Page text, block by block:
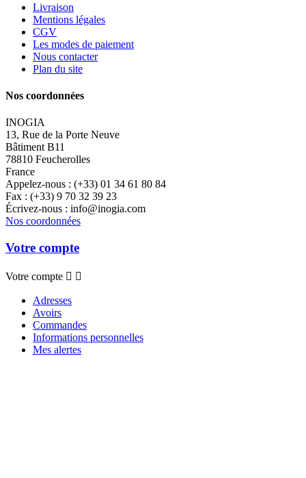
Livraison
Mentions légales
CGV
Les modes de paiement
Nous contacter
Plan du site
Nos coordonnées
INOGIA
13, Rue de la Porte Neuve
Bâtiment B11
78810 Feucherolles
France
Appelez-nous : (+33) 01 34 61 80 84
Fax : (+33) 9 70 32 39 23
Écrivez-nous : info@inogia.com
Nos coordonnées
Votre compte
Votre compte  
Adresses
Avoirs
Commandes
Informations personnelles
Mes alertes